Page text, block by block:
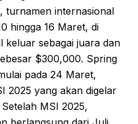
turnamen internasional
hingga 16 Maret, di
keluar sebagai juara dan
$300,000. Spring
pada 24 Maret,
2025 yang akan digelar
MSI 2025,